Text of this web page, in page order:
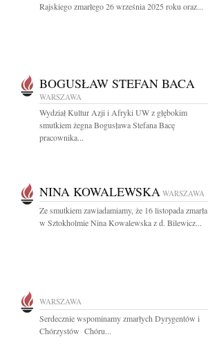
Rajskiego zmarłego 26 września 2025 roku oraz...
BOGUSŁAW STEFAN BACA
WARSZAWA
Wydział Kultur Azji i Afryki UW z głębokim
smutkiem żegna Bogusława Stefana Bacę
pracownika...
NINA KOWALEWSKA WARSZAWA
Ze smutkiem zawiadamiamy, że 16 listopada zmarła
w Sztokholmie Nina Kowalewska z d. Bilewicz...
WARSZAWA
Serdecznie wspominamy zmarłych Dyrygentów i
Chórzystów Chóru...